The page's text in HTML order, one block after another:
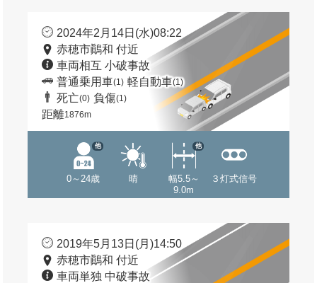
2024年2月14日(水)08:22
赤穂市鷆和 付近
車両相互 小破事故
普通乗用車(1) 軽自動車(1)
死亡(0) 負傷(1)
距離1876m
0～24歳
他
晴
幅5.5～
9.0m
他
３灯式信号
2019年5月13日(月)14:50
赤穂市鷆和 付近
車両単独 中破事故